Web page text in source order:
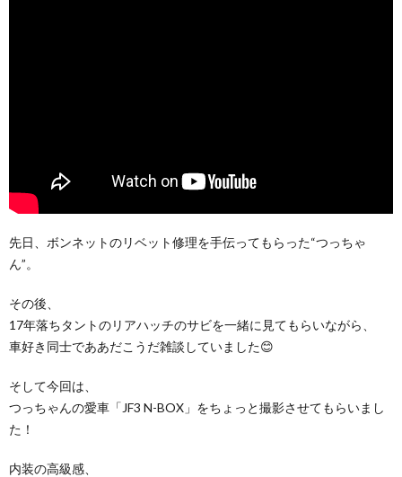
先日、ボンネットのリベット修理を手伝ってもらった“つっちゃ
ん”。
その後、
17年落ちタントのリアハッチのサビを一緒に見てもらいながら、
車好き同士でああだこうだ雑談していました😊
そして今回は、
つっちゃんの愛車「JF3 N-BOX」をちょっと撮影させてもらいまし
た！
内装の高級感、